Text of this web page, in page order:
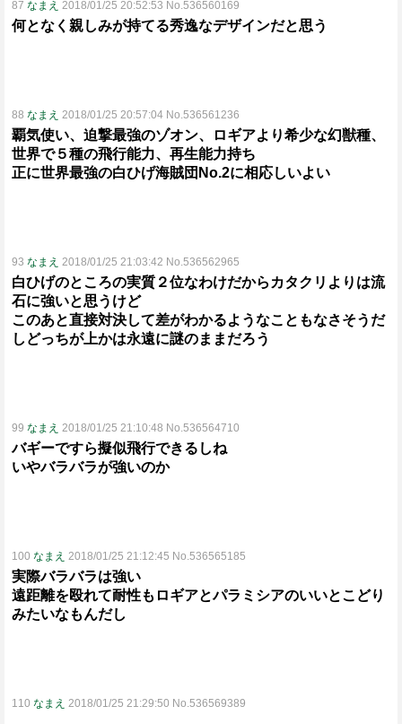
87 なまえ 2018/01/25 20:52:53 No.536560169
何となく親しみが持てる秀逸なデザインだと思う
88 なまえ 2018/01/25 20:57:04 No.536561236
覇気使い、迫撃最強のゾオン、ロギアより希少な幻獣種、
世界で５種の飛行能力、再生能力持ち
正に世界最強の白ひげ海賊団No.2に相応しいよい
93 なまえ 2018/01/25 21:03:42 No.536562965
白ひげのところの実質２位なわけだからカタクリよりは流
石に強いと思うけど
このあと直接対決して差がわかるようなこともなさそうだ
しどっちが上かは永遠に謎のままだろう
99 なまえ 2018/01/25 21:10:48 No.536564710
バギーですら擬似飛行できるしね
いやバラバラが強いのか
100 なまえ 2018/01/25 21:12:45 No.536565185
実際バラバラは強い
遠距離を殴れて耐性もロギアとパラミシアのいいとこどり
みたいなもんだし
110 なまえ 2018/01/25 21:29:50 No.536569389